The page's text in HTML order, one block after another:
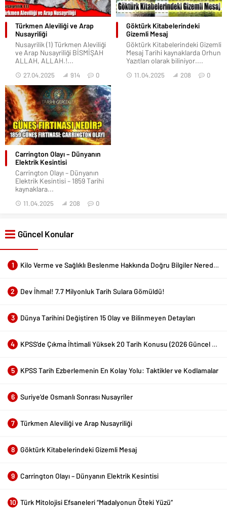
Türkmen Aleviliği ve Arap
Nusayriliği
Nusayrilik (1) Türkmen Aleviliği
ve Arap Nusayriliği BİSMİŞAH
ALLAH, ALLAH.!...
27.04.2025 914 0
Göktürk Kitabelerindeki
Gizemli Mesaj
Göktürk Kitabelerindeki Gizemli
Mesaj Tarihi kaynaklarda Orhun
Yazıtları olarak biliniyor....
11.04.2025 208 0
Carrington Olayı – Dünyanın
Elektrik Kesintisi
Carrington Olayı – Dünyanın
Elektrik Kesintisi – 1859 Tarihi
kaynaklara...
11.04.2025 208 0
Güncel Konular
1 Kilo Verme ve Sağlıklı Beslenme Hakkında Doğru Bilgiler Nerede Bulunur?
2 Dev İhmal! 7.7 Milyonluk Tarih Sulara Gömüldü!
3 Dünya Tarihini Değiştiren 15 Olay ve Bilinmeyen Detayları
4 KPSS’de Çıkma İhtimali Yüksek 20 Tarih Konusu (2026 Güncel Liste)
5 KPSS Tarih Ezberlemenin En Kolay Yolu: Taktikler ve Kodlamalar
6 Suriye’de Osmanlı Sonrası Nusayriler
7 Türkmen Aleviliği ve Arap Nusayriliği
8 Göktürk Kitabelerindeki Gizemli Mesaj
9 Carrington Olayı – Dünyanın Elektrik Kesintisi
10 Türk Mitolojisi Efsaneleri “Madalyonun Öteki Yüzü”